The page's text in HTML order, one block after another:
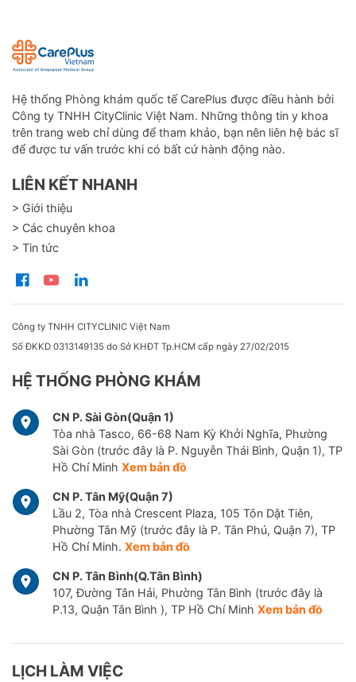
Hệ thống Phòng khám quốc tế CarePlus được điều hành bởi
Công ty TNHH CityClinic Việt Nam. Những thông tin y khoa
trên trang web chỉ dùng để tham khảo, bạn nên liên hệ bác sĩ
để được tư vấn trước khi có bất cứ hành động nào.
LIÊN KẾT NHANH
> Giới thiệu
> Các chuyên khoa
> Tin tức
Công ty TNHH CITYCLINIC Việt Nam
Số ĐKKD 0313149135 do Sở KHĐT Tp.HCM cấp ngày 27/02/2015
HỆ THỐNG PHÒNG KHÁM
CN P. Sài Gòn(Quận 1)
Tòa nhà Tasco, 66-68 Nam Kỳ Khởi Nghĩa, Phường
Sài Gòn (trước đây là P. Nguyễn Thái Bình, Quận 1), TP
Hồ Chí Minh Xem bản đồ
CN P. Tân Mỹ(Quận 7)
Lầu 2, Tòa nhà Crescent Plaza, 105 Tôn Dật Tiên,
Phường Tân Mỹ (trước đây là P. Tân Phú, Quận 7), TP
Hồ Chí Minh. Xem bản đồ
CN P. Tân Bình(Q.Tân Bình)
107, Đường Tân Hải, Phường Tân Bình (trước đây là
P.13, Quận Tân Bình ), TP Hồ Chí Minh Xem bản đồ
LỊCH LÀM VIỆC